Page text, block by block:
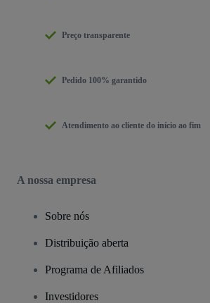
Preço transparente
Pedido 100% garantido
Atendimento ao cliente do início ao fim
A nossa empresa
Sobre nós
Distribuição aberta
Programa de Afiliados
Investidores